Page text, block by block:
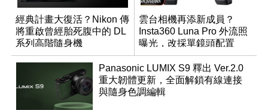
經典計畫大復活？Nikon 傳
將重啟曾經胎死腹中的 DL
系列高階隨身機
雲台相機再添新成員？
Insta360 Luna Pro 外流照
曝光，改採單鏡頭配置
Panasonic LUMIX S9 釋出 Ver.2.0
重大韌體更新，全面解鎖有線連接
與隨身色調編輯